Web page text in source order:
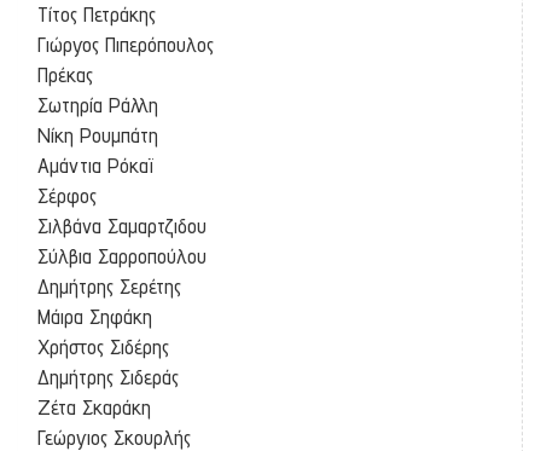
Τίτος Πετράκης
Γιώργος Πιπερόπουλος
Πρέκας
Σωτηρία Ράλλη
Νίκη Ρουμπάτη
Αμάντια Ρόκαϊ
Σέρφος
Σιλβάνα Σαμαρτζιδου
Σύλβια Σαρροπούλου
Δημήτρης Σερέτης
Μάιρα Σηφάκη
Χρήστος Σιδέρης
Δημήτρης Σιδεράς
Ζέτα Σκαράκη
Γεώργιος Σκουρλής